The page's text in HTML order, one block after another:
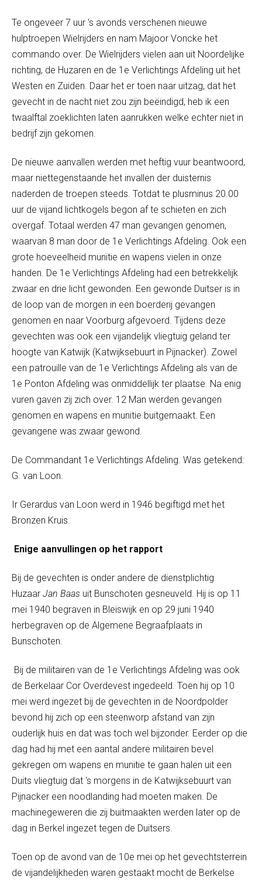
Te ongeveer 7 uur 's avonds verschenen nieuwe
hulptroepen Wielrijders en nam Majoor Voncke het
commando over. De Wielrijders vielen aan uit Noordelijke
richting, de Huzaren en de 1 e Verlichtings Afdeling uit het
Westen en Zuiden. Daar het er toen naar uitzag, dat het
gevecht in de nacht niet zou zijn beëindigd, heb ik een
twaalftal zoeklichten laten aanrukken welke echter niet in
bedrijf zijn gekomen.
De nieuwe aanvallen werden met heftig vuur beantwoord,
maar niettegenstaande het invallen der duisternis
naderden de troepen steeds. Totdat te plusminus 20.00
uur de vijand lichtkogels begon af te schieten en zich
overgaf. Totaal werden 47 man gevangen genomen,
waarvan 8 man door de 1e Verlichtings Afdeling. Ook een
grote hoeveelheid munitie en wapens vielen in onze
handen. De 1 e Verlichtings Afdeling had een betrekkelijk
zwaar en drie licht gewonden. Een gewonde Duitser is in
de loop van de morgen in een boerderij gevangen
genomen en naar Voorburg afgevoerd. Tijdens deze
gevechten was ook een vijandelijk vliegtuig geland ter
hoogte van Katwijk (Katwijksebuurt in Pijnacker). Zowel
een patrouille van de 1 e Verlichtings Afdeling als van de
1 e Ponton Afdeling was onmiddellijk ter plaatse. Na enig
vuren gaven zij zich over. 12 Man werden gevangen
genomen en wapens en munitie buitgemaakt. Een
gevangene was zwaar gewond.
De Commandant 1 e Verlichtings Afdeling. Was getekend:
G. van Loon.
Ir Gerardus van Loon werd in 1946 begiftigd met het
Bronzen Kruis.
Enige aanvullingen op het rapport
Bij de gevechten is onder andere de dienstplichtig
Huzaar Jan Baas uit Bunschoten gesneuveld. Hij is op 11
mei 1940 begraven in Bleiswijk en op 29 juni 1940
herbegraven op de Algemene Begraafplaats in
Bunschoten.
Bij de militairen van de 1 e Verlichtings Afdeling was ook
de Berkelaar Cor Overdevest ingedeeld. Toen hij op 10
mei werd ingezet bij de gevechten in de Noordpolder
bevond hij zich op een steenworp afstand van zijn
ouderlijk huis en dat was toch wel bijzonder. Eerder op die
dag had hij met een aantal andere militairen bevel
gekregen om wapens en munitie te gaan halen uit een
Duits vliegtuig dat ‘s morgens in de Katwijksebuurt van
Pijnacker een noodlanding had moeten maken. De
machinegeweren die zij buitmaakten werden later op de
dag in Berkel ingezet tegen de Duitsers.
Toen op de avond van de 10e mei op het gevechtsterrein
de vijandelijkheden waren gestaakt mocht de Berkelse